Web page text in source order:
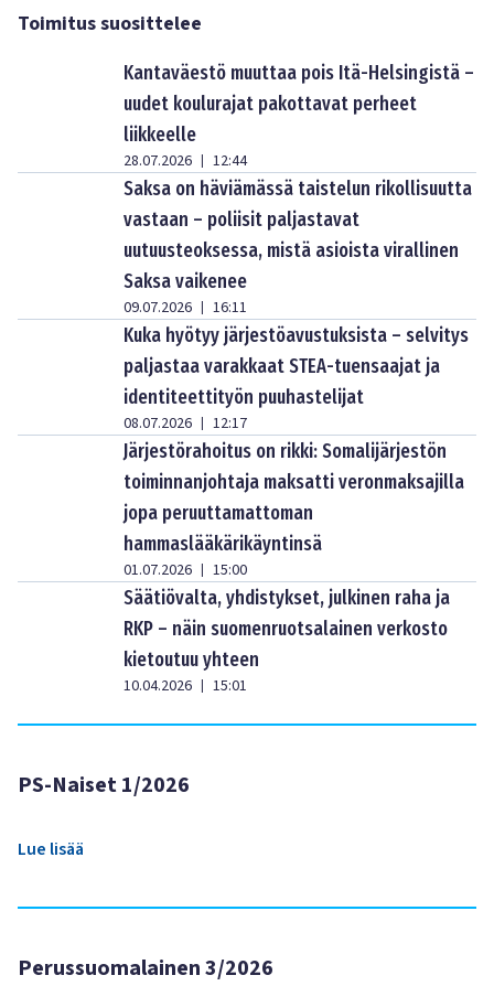
Toimitus suosittelee
Kantaväestö muuttaa pois Itä-Helsingistä –
uudet koulurajat pakottavat perheet
liikkeelle
28.07.2026 | 12:44
Saksa on häviämässä taistelun rikollisuutta
vastaan – poliisit paljastavat
uutuusteoksessa, mistä asioista virallinen
Saksa vaikenee
09.07.2026 | 16:11
Kuka hyötyy järjestöavustuksista – selvitys
paljastaa varakkaat STEA-tuensaajat ja
identiteettityön puuhastelijat
08.07.2026 | 12:17
Järjestörahoitus on rikki: Somalijärjestön
toiminnanjohtaja maksatti veronmaksajilla
jopa peruuttamattoman
hammaslääkärikäyntinsä
01.07.2026 | 15:00
Säätiövalta, yhdistykset, julkinen raha ja
RKP – näin suomenruotsalainen verkosto
kietoutuu yhteen
10.04.2026 | 15:01
PS-Naiset 1/2026
Lue lisää
Perussuomalainen 3/2026